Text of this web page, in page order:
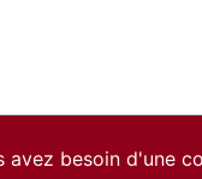
avez besoin d'une